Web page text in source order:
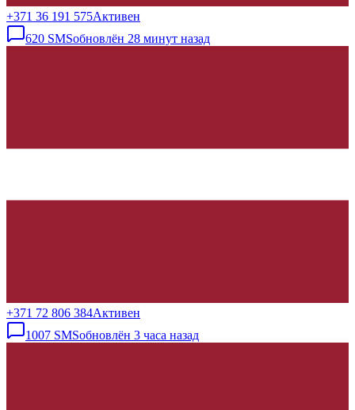
+371 36 191 575Активен
620 SMSобновлён 28 минут назад
+371 72 806 384Активен
1007 SMSобновлён 3 часа назад